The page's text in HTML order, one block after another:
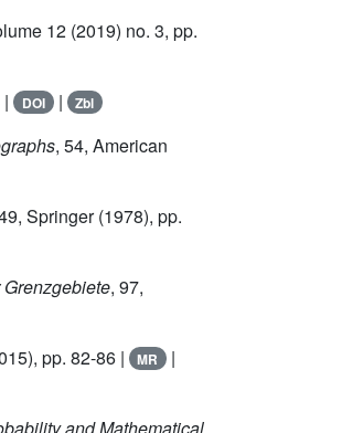
12 (2019) no. 3, pp.
DOI | Zbl
, 54, American
, Springer (1978), pp.
, 97,
pp. 82-86 | MR |
and Mathematical